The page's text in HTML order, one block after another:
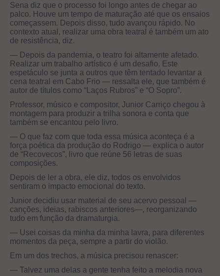
Sena diz que o processo foi longo antes de chegar ao
palco. Houve um tempo de maturação até que os ensaios
começassem. Depois disso, tudo avançou rápido. No
contexto atual, realizar uma obra teatral é também um ato
de resistência, diz.
— Depois da pandemia, o teatro foi altamente afetado.
Realizar um trabalho artístico é um desafio. Este
espetáculo se junta a outros que têm tentado levantar a
cena teatral em Cabo Frio — ressalta ele, que também é
autor de títulos como “Laços Rubros” e “O Sopro”.
Professor, músico e compositor, Junior Carriço chegou à
montagem para produzir a trilha sonora e conta que
também se encantou pelo livro.
— O que faz com que toda essa música aconteça é a
força poética da produção do Rodrigo — explica o autor
de “Recovecos”, livro que reúne 56 letras de suas
composições.
Depois de ler a obra, ele diz, todos os envolvidos
sentiram o impacto emocional do texto.
Junior decidiu usar material de seu acervo pessoal —
canções, ideias, rabiscos anteriores—, reorganizando
tudo em função da dramaturgia.
— Usei coisas da minha da minha lavra, para diferentes
momentos da peça, sempre a partir do violão.
Em um dos trechos, a música precisou renascer:
— Talvez uma delas a gente tenha feito a melodia nova